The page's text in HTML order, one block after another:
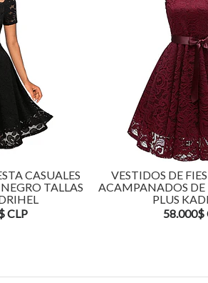
CASUALES
TALLAS
CLP
VESTIDOS DE
ACAMPANADOS DE
PLUS
58.000$